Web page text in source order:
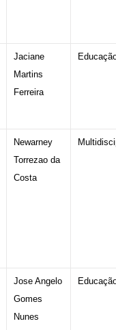
Jaciane
Martins
Ferreira
Newarney
Torrezao da
Costa
Jose Angelo
Gomes
Nunes